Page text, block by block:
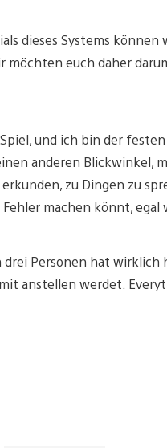
dieses Systems
möchten euch daher
und ich bin der
anderen Blickwinkel,
zu Dingen zu
machen könnt, egal
Personen hat
anstellen werdet.